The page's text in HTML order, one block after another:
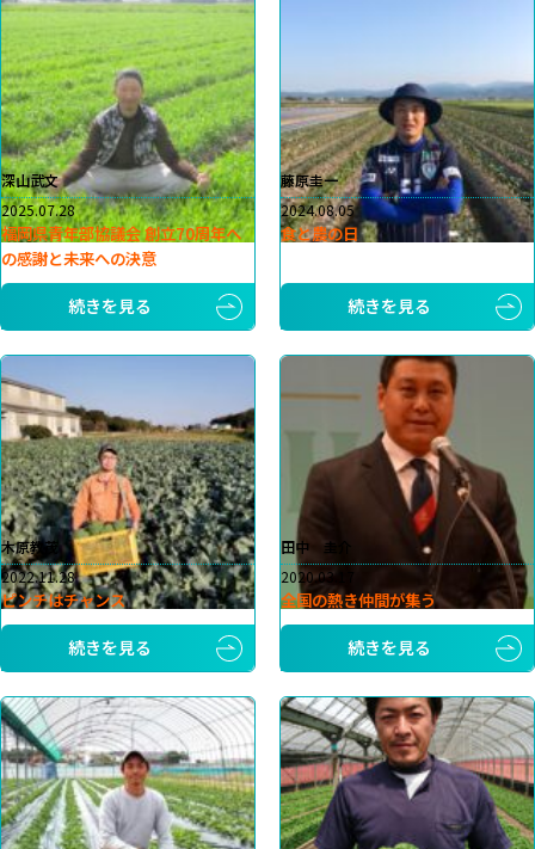
深山武文
2025.07.28
福岡県青年部協議会 創立70周年へ
の感謝と未来への決意
続きを見る
藤原圭一
2024.08.05
食と農の日
続きを見る
木原教茂
2022.11.28
ピンチはチャンス
続きを見る
田中 圭介
2020.03.17
全国の熱き仲間が集う
続きを見る